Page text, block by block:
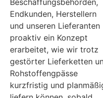
Beschaffungsbehörden,
Endkunden, Herstellern
und unseren Lieferanten
proaktiv ein Konzept
erarbeitet, wie wir trotz
gestörter Lieferketten
Rohstoffengpässe
kurzfristig und